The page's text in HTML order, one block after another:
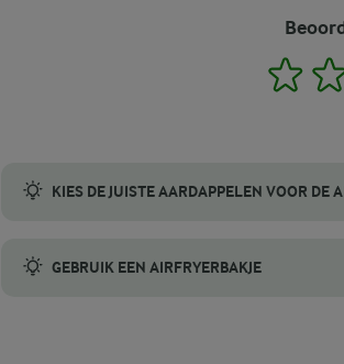
1
KIES DE JUISTE AARDAPPELEN VOOR DE
GEBRUIK EEN AIRFRYERBAKJE